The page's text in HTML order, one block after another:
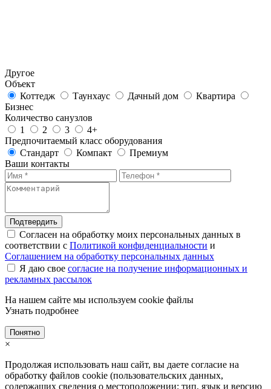
Другое
Объект
Коттедж
Таунхаус Дачный дом
Квартира
Бизнес
Количество санузлов
1
2 3
4+
Предпочитаемый класс оборудования
Стандарт
Компакт
Премиум
Ваши контакты
Подтвердить
Согласен на обработку моих персональных данных в
соответствии с Политикой конфиденциальности и
Соглашением на обработку персональных данных
Я даю свое согласие на получение информационных и
рекламных рассылок
На нашем сайте мы используем cookie файлы
Узнать подробнее
Понятно
×
Продолжая использовать наш сайт, вы даете согласие на
обработку файлов cookie (пользовательских данных,
содержащих сведения о местоположении; тип, язык и версию